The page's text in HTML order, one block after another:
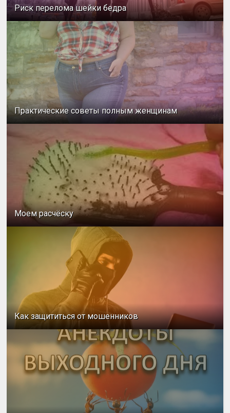
Риск перелома шейки бедра
Практические советы полным женщинам
Моем расчёску
Как защититься от мошенников